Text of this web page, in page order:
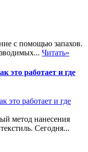
с помощью запахов.
Читать»
это работает и где
метод нанесения
Сегодня...